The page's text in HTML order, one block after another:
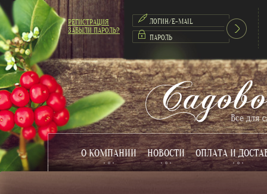
О КОМПАНИИ НОВОСТИ ОПЛАТА И
РЕГИСТРАЦИЯ
ЗАБЫЛИ ПАРОЛЬ?